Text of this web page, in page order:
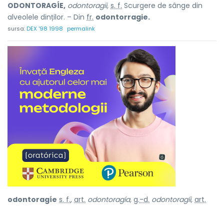
ODONTORAGÍE, odontoragii, s. f. Scurgere de sânge din
alveolele dinților. – Din fr. odontorragie.
sursa:DEX '98 1998 permalink
odontoragíe s. f., art. odontoragía, g.-d. odontoragíi, art.